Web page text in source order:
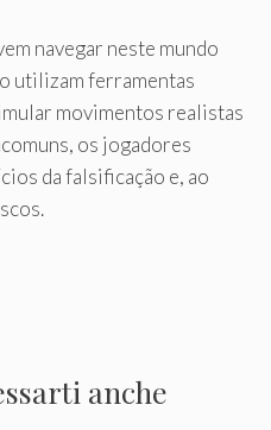
navegar neste mundo
utilizam ferramentas
movimentos realistas
os jogadores
da falsificação e, ao
anche